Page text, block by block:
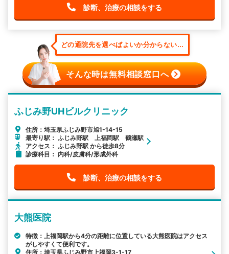
診断、治療の相談をする
どの通院先を選べばよいか分からない...
そんな時は無料相談窓口へ
ふじみ野UHビルクリニック
住所：埼玉県ふじみ野市旭1-14-15
最寄り駅： ふじみ野駅 上福岡駅 鶴瀬駅
アクセス： ふじみ野駅 から徒歩8分
診療科目： 内科/皮膚科/形成外科
診断、治療の相談をする
大熊医院
特徴：上福岡駅から4分の距離に位置している大熊医院はアクセス
がしやすくて便利です。
住所：埼玉県ふじみ野市上福岡3-1-17